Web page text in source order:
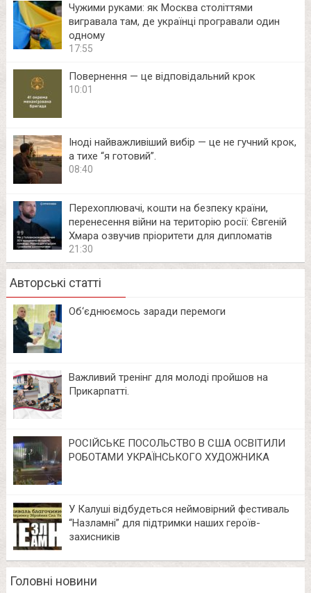
Чужими руками: як Москва століттями
вигравала там, де українці програвали один
одному
17:55
Повернення — це відповідальний крок
10:01
Іноді найважливіший вибір — це не гучний крок,
а тихе “я готовий”.
08:40
Перехоплювачі, кошти на безпеку країни,
перенесення війни на територію росії: Євгеній
Хмара озвучив пріоритети для дипломатів
21:30
Авторські статті
Об‘єднюємось заради перемоги
Важливий тренінг для молоді пройшов на
Прикарпатті.
РОСІЙСЬКЕ ПОСОЛЬСТВО В США ОСВІТИЛИ
РОБОТАМИ УКРАЇНСЬКОГО ХУДОЖНИКА
У Калуші відбудеться неймовірний фестиваль
“Назламні” для підтримки наших героїв-
захисників
Головні новини